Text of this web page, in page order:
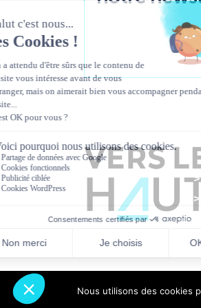
Nous utilisons des cookies